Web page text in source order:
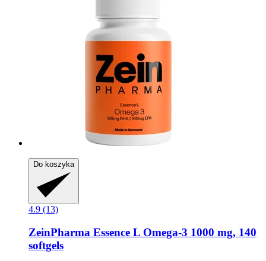
Do koszyka
4.9 (13)
ZeinPharma Essence L Omega-​3 1000 mg, 140
softgels